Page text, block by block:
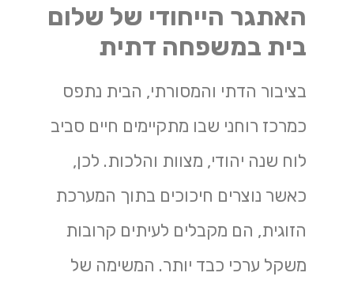
האתגר הייחודי של שלום
בית במשפחה דתית
בציבור הדתי והמסורתי, הבית נתפס
כמרכז רוחני שבו מתקיימים חיים סביב
לוח שנה יהודי, מצוות והלכות. לכן,
כאשר נוצרים חיכוכים בתוך המערכת
הזוגית, הם מקבלים לעיתים קרובות
משקל ערכי כבד יותר. המשימה של